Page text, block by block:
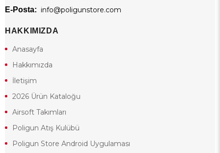
E-Posta: info@poligunstore.com
HAKKIMIZDA
Anasayfa
Hakkımızda
İletişim
2026 Ürün Kataloğu
Airsoft Takımları
Poligun Atış Kulübü
Poligun Store Android Uygulaması